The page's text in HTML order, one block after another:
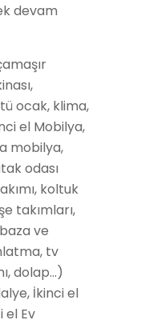
devam
ocak, klima,
el Mobilya,
mobilya,
odası
koltuk
takımları,
ve
tv
dolap…)
İkinci el
el Ev